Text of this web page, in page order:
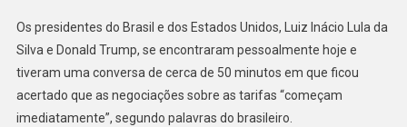
Encontro
Com
Trump,
Lula
Os presidentes do Brasil e dos Estados Unidos, Luiz Inácio Lula da
Silva e Donald Trump, se encontraram pessoalmente hoje e
tiveram uma conversa de cerca de 50 minutos em que ficou
acertado que as negociações sobre as tarifas “começam
imediatamente”, segundo palavras do brasileiro.